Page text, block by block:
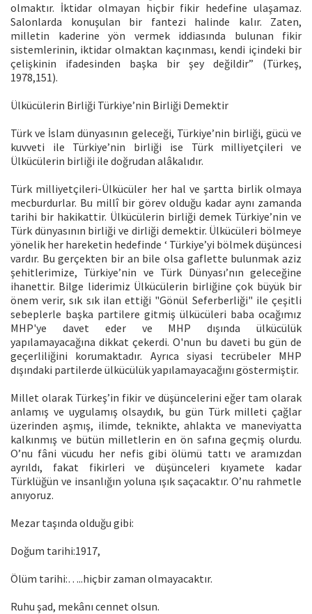
olmaktır. İktidar olmayan hiçbir fikir hedefine ulaşamaz.
Salonlarda konuşulan bir fantezi halinde kalır. Zaten,
milletin kaderine yön vermek iddiasında bulunan fikir
sistemlerinin, iktidar olmaktan kaçınması, kendi içindeki bir
çelişkinin ifadesinden başka bir şey değildir” (Türkeş,
1978,151).
Ülkücülerin Birliği Türkiye’nin Birliği Demektir
Türk ve İslam dünyasının geleceği, Türkiye’nin birliği, gücü ve
kuvveti ile Türkiye’nin birliği ise Türk milliyetçileri ve
Ülkücülerin birliği ile doğrudan alâkalıdır.
Türk milliyetçileri-Ülkücüler her hal ve şartta birlik olmaya
mecburdurlar. Bu millî bir görev olduğu kadar aynı zamanda
tarihi bir hakikattir. Ülkücülerin birliği demek Türkiye’nin ve
Türk dünyasının birliği ve dirliği demektir. Ülkücüleri bölmeye
yönelik her hareketin hedefinde ‘ Türkiye’yi bölmek düşüncesi
vardır. Bu gerçekten bir an bile olsa gaflette bulunmak aziz
şehitlerimize, Türkiye’nin ve Türk Dünyası’nın geleceğine
ihanettir. Bilge liderimiz Ülkücülerin birliğine çok büyük bir
önem verir, sık sık ilan ettiği "Gönül Seferberliği" ile çeşitli
sebeplerle başka partilere gitmiş ülkücüleri baba ocağımız
MHP'ye davet eder ve MHP dışında ülkücülük
yapılamayacağına dikkat çekerdi. O'nun bu daveti bu gün de
geçerliliğini korumaktadır. Ayrıca siyasi tecrübeler MHP
dışındaki partilerde ülkücülük yapılamayacağını göstermiştir.
Millet olarak Türkeş’in fikir ve düşüncelerini eğer tam olarak
anlamış ve uygulamış olsaydık, bu gün Türk milleti çağlar
üzerinden aşmış, ilimde, teknikte, ahlakta ve maneviyatta
kalkınmış ve bütün milletlerin en ön safına geçmiş olurdu.
O’nu fâni vücudu her nefis gibi ölümü tattı ve aramızdan
ayrıldı, fakat fikirleri ve düşünceleri kıyamete kadar
Türklüğün ve insanlığın yoluna ışık saçacaktır. O’nu rahmetle
anıyoruz.
Mezar taşında olduğu gibi:
Doğum tarihi:1917,
Ölüm tarihi:…..hiçbir zaman olmayacaktır.
Ruhu şad, mekânı cennet olsun.